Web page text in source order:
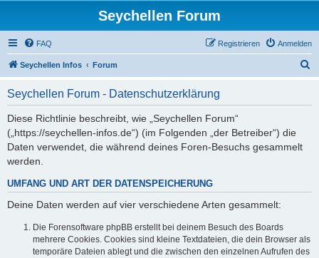
Seychellen Forum
FAQ Anmelden
Registrieren
Seychellen Infos Forum
Seychellen Forum - Datenschutzerklärung
Diese Richtlinie beschreibt, wie „Seychellen Forum“
(„https://seychellen-infos.de“) (im Folgenden „der Betreiber“) die
Daten verwendet, die während deines Foren-Besuchs gesammelt
werden.
UMFANG UND ART DER DATENSPEICHERUNG
Deine Daten werden auf vier verschiedene Arten gesammelt:
Die Forensoftware phpBB erstellt bei deinem Besuch des Boards
mehrere Cookies. Cookies sind kleine Textdateien, die dein Browser als
temporäre Dateien ablegt und die zwischen den einzelnen Aufrufen des